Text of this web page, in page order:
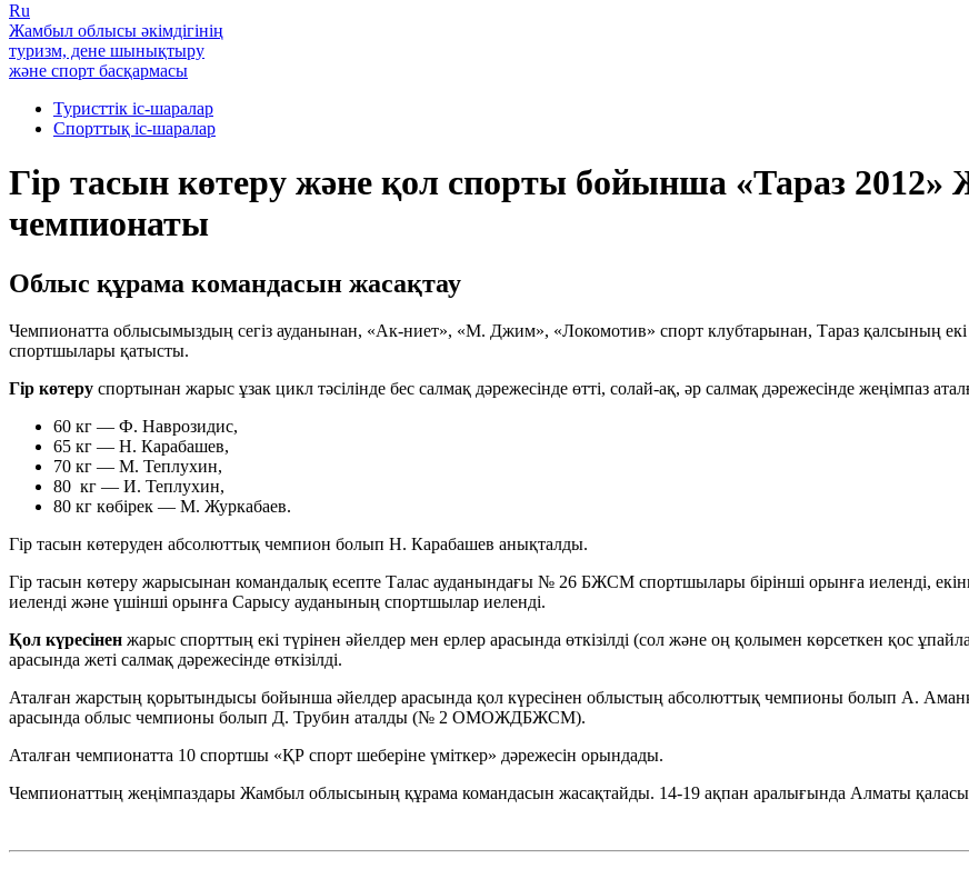
Ru
Жамбыл облысы әкімдігінің
туризм, дене шынықтыру
және спорт басқармасы
Туристтік іс-шаралар
Спорттық іс-шаралар
Гір тасын көтеру және қол спорты бойынша «Тараз
чемпионаты
Облыс құрама командасын жасақтау
Чемпионатта облысымыздың сегіз ауданынан, «Ак-ниет», «М. Джим», «Локомотив» спорт клубтарынан, Тараз қалсының екі
спортшылары қатысты.
Гір көтеру спортынан жарыс ұзак цикл тәсілінде бес салмақ дәрежесінде өтті, солай-ақ, әр салмақ дәрежесінде жеңімпаз
60 кг — Ф. Наврозидис,
65 кг — Н. Карабашев,
70 кг — М. Теплухин,
80 кг — И. Теплухин,
80 кг көбiрек — М. Журкабаев.
Гір тасын көтеруден абсолюттық чемпион болып Н. Карабашев анықталды.
Гір тасын көтеру жарысынан командалық есепте Талас ауданындағы № 26 БЖСМ спортшылары бірінші орынға иеленді,
иеленді және үшінші орынға Сарысу ауданының спортшылар иеленді.
Қол күресінен жарыс спорттың екі түрінен әйелдер мен ерлер арасында өткізілді (сол және оң қолымен көрсеткен қос
арасында жеті салмақ дәрежесінде өткізілді.
Аталған жарстың қорытындысы бойынша әйелдер арасында қол күресінен облыстың абсолюттық чемпионы болып А.
арасында облыс чемпионы болып Д. Трубин аталды (№ 2 ОМОЖДБЖСМ).
Аталған чемпионатта 10 спортшы «ҚР спорт шеберіне үміткер» дәрежесін орындады.
Чемпионаттың жеңімпаздары Жамбыл облысының құрама командасын жасақтайды. 14-19 ақпан аралығында Алматы